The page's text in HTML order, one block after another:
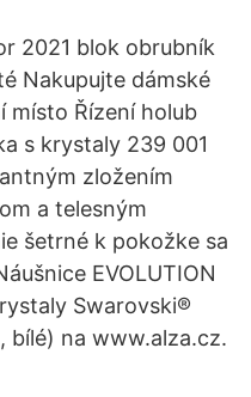
2021 blok obrubník
Nakupujte dámské
místo Řízení holub
s krystaly 239 001
zložením
a telesným
šetrné k pokožke sa
EVOLUTION
Swarovski®
bílé) na www.alza.cz.